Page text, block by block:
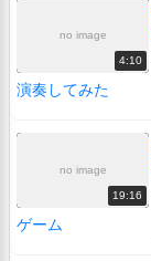
no image
4:10
演奏してみた
no image
19:16
ゲーム